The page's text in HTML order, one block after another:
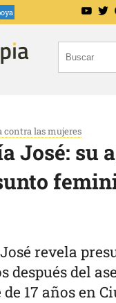
contra las mujeres
José: su
revela
después del
17 años en